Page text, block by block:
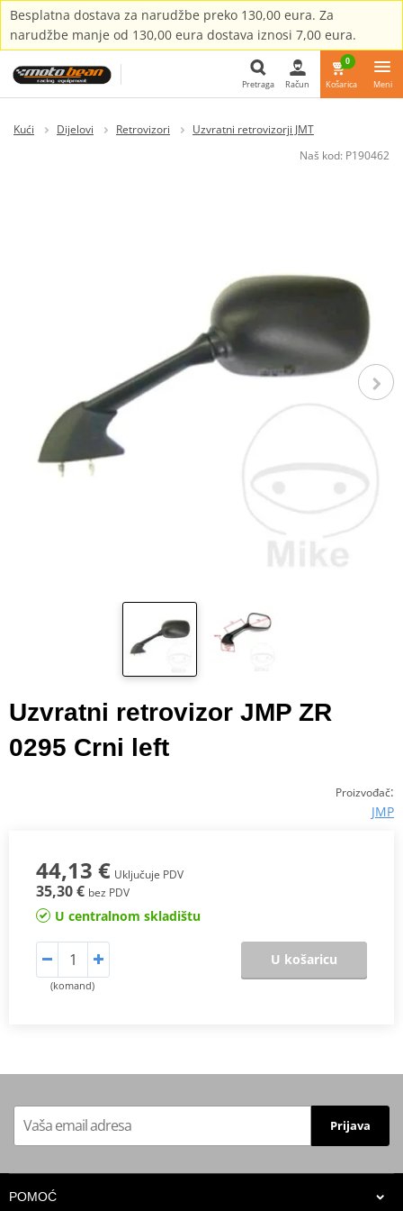
Besplatna dostava za narudžbe preko 130,00 eura. Za
narudžbe manje od 130,00 eura dostava iznosi 7,00 eura.
Pretraga Račun
0
Košarica Meni
Kući Dijelovi Retrovizori
Uzvratni retrovizorji JMT
Naš kod: P190462
Uzvratni retrovizor JMP ZR
0295 Crni left
Proizvođač:
JMP
44,13 € Uključuje PDV
35,30 € bez PDV
U centralnom skladištu
(komand)
U košaricu
Prijava
POMOĆ